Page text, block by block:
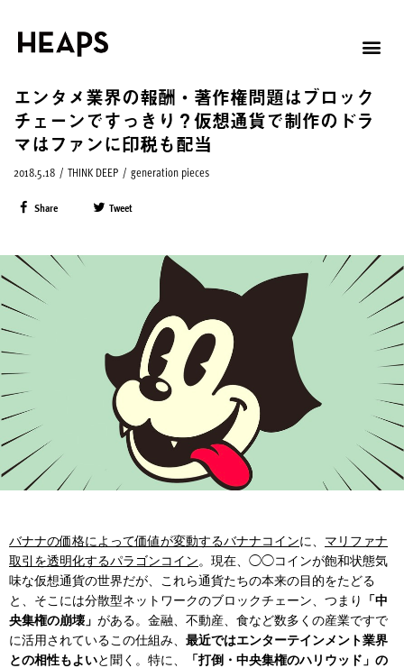
エンタメ業界の報酬・著作権問題はブロック
チェーンですっきり？仮想通貨で制作のドラ
マはファンに印税も配当
2018.5.18 / THINK DEEP / generation pieces
Share Tweet
バナナの価格によって価値が変動するバナナコインに、 マリファナ
取引を透明化するパラゴンコイン。現在、◯◯コインが飽和状態気
味な仮想通貨の世界だが、これら通貨たちの本来の目的をたどる
と、そこには分散型ネットワークのブロックチェーン、つまり
「中
央集権の崩壊」 がある。金融、不動産、食など数多くの産業ですで
に活用されているこの仕組み、 最近ではエンターテインメント業界
との相性もよいと聞く。特に、
「打倒・中央集権のハリウッド」の